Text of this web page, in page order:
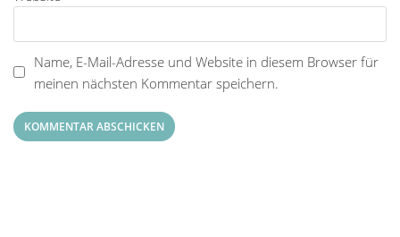
Name, E-Mail-Adresse und Website in diesem Browser für
meinen nächsten Kommentar speichern.